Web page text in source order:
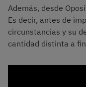
Además, desde
Es decir, antes de
circunstancias y su
cantidad distinta a